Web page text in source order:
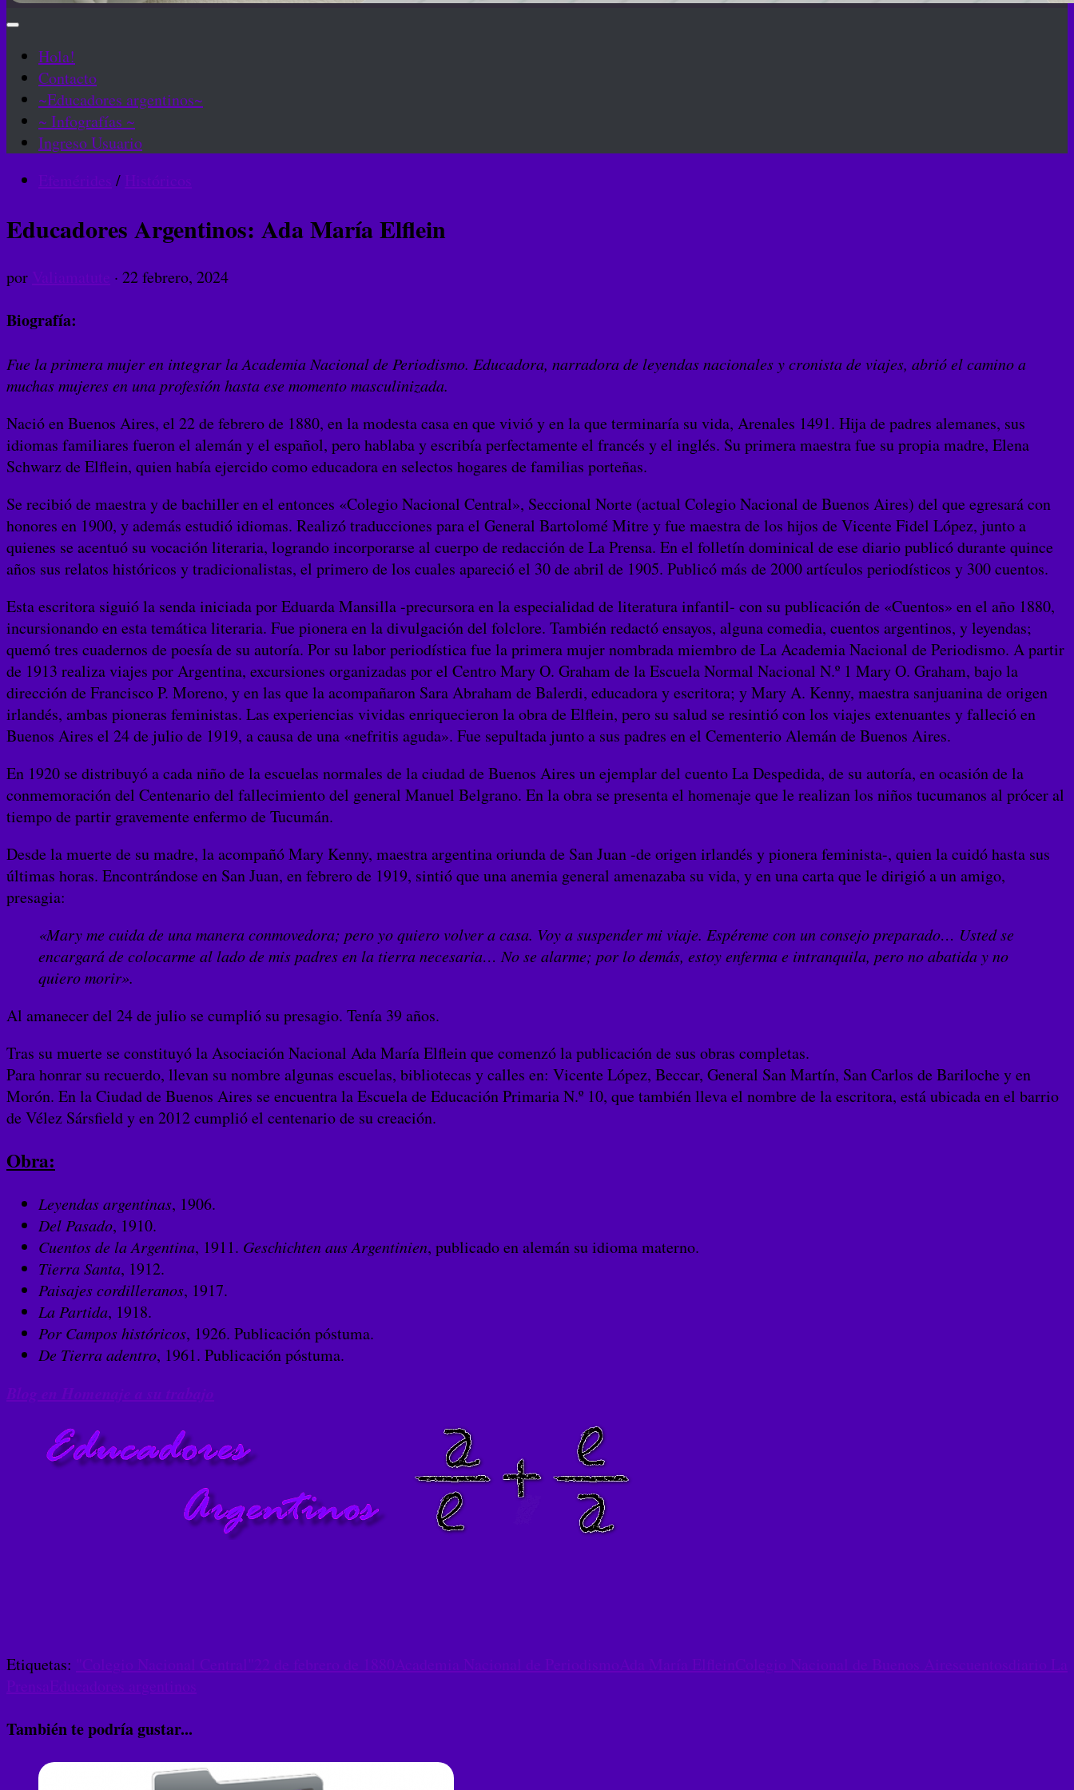
Hola!
Contacto
~Educadores argentinos~
~ Infografías ~
Ingreso Usuario
/
Educadores Argentinos: Ada María Elflein
por · 22 febrero, 2024
Biografía:
Fue la primera mujer en integrar la Academia Nacional de Periodismo. Educadora, narradora de leyendas nacionales y cronista de viajes, abrió el camino a
muchas mujeres en una profesión hasta ese momento masculinizada.
Nació en Buenos Aires, el 22 de febrero de 1880, en la modesta casa en que vivió y en la que terminaría su vida, Arenales 1491. Hija de padres alemanes, sus
idiomas familiares fueron el alemán y el español, pero hablaba y escribía perfectamente el francés y el inglés. Su primera maestra fue su propia madre, Elena
Schwarz de Elflein, quien había ejercido como educadora en selectos hogares de familias porteñas.
Se recibió de maestra y de bachiller en el entonces «Colegio Nacional Central», Seccional Norte (actual Colegio Nacional de Buenos Aires​) del que egresará con
honores en 1900, y además estudió idiomas. Realizó traducciones para el General Bartolomé Mitre y fue maestra de los hijos de Vicente Fidel López, junto a
quienes se acentuó su vocación literaria, logrando incorporarse al cuerpo de redacción de La Prensa. En el folletín dominical de ese diario publicó durante quince
años sus relatos históricos y tradicionalistas, el primero de los cuales apareció el 30 de abril de 1905. Publicó más de 2000 artículos periodísticos y 300 cuentos.
Esta escritora siguió la senda iniciada por Eduarda Mansilla -precursora en la especialidad de literatura infantil- con su publicación de «Cuentos» en el año 1880,
incursionando en esta temática literaria. Fue pionera en la divulgación del folclore. También redactó ensayos, alguna comedia, cuentos argentinos, y leyendas;
quemó tres cuadernos de poesía de su autoría. Por su labor periodística fue la primera mujer nombrada miembro de La Academia Nacional de Periodismo. A partir
de 1913 realiza viajes por Argentina, excursiones organizadas por el Centro Mary O. Graham de la Escuela Normal Nacional N.º 1 Mary O. Graham, bajo la
dirección de Francisco P. Moreno, y en las que la acompañaron Sara Abraham de Balerdi, educadora y escritora; y Mary A. Kenny, maestra sanjuanina de origen
irlandés, ambas pioneras feministas. Las experiencias vividas enriquecieron la obra de Elflein, pero su salud se resintió con los viajes extenuantes y falleció en
Buenos Aires el 24 de julio de 1919, a causa de una «nefritis aguda». Fue sepultada junto a sus padres en el Cementerio Alemán de Buenos Aires.
En 1920 se distribuyó a cada niño de la escuelas normales de la ciudad de Buenos Aires un ejemplar del cuento La Despedida, de su autoría, en ocasión de la
conmemoración del Centenario del fallecimiento del general Manuel Belgrano. En la obra se presenta el homenaje que le realizan los niños tucumanos al prócer al
tiempo de partir gravemente enfermo de Tucumán.
Desde la muerte de su madre, la acompañó Mary Kenny, maestra argentina oriunda de San Juan -de origen irlandés y pionera feminista-, quien la cuidó hasta sus
últimas horas. Encontrándose en San Juan, en febrero de 1919, sintió que una anemia general amenazaba su vida, y en una carta que le dirigió a un amigo,
presagia:
«Mary me cuida de una manera conmovedora; pero yo quiero volver a casa. Voy a suspender mi viaje. Espéreme con un consejo preparado… Usted se
encargará de colocarme al lado de mis padres en la tierra necesaria… No se alarme; por lo demás, estoy enferma e intranquila, pero no abatida y no
quiero morir».
Al amanecer del 24 de julio se cumplió su presagio. Tenía 39 años.
Tras su muerte se constituyó la Asociación Nacional Ada María Elflein que comenzó la publicación de sus obras completas.
Para honrar su recuerdo, llevan su nombre algunas escuelas, bibliotecas y calles en: Vicente López, Beccar, General San Martín, San Carlos de Bariloche y en
Morón. En la Ciudad de Buenos Aires se encuentra la Escuela de Educación Primaria N.º 10, que también lleva el nombre de la escritora, está ubicada en el barrio
de Vélez Sársfield y en 2012 cumplió el centenario de su creación.
Obra:
Leyendas argentinas, 1906.
Del Pasado, 1910.
Cuentos de la Argentina, 1911. Geschichten aus Argentinien, publicado en alemán su idioma materno.
Tierra Santa, 1912.
Paisajes cordilleranos, 1917.
La Partida, 1918.
Por Campos históricos, 1926. Publicación póstuma.
De Tierra adentro, 1961. Publicación póstuma.
Etiquetas:
También te podría gustar...